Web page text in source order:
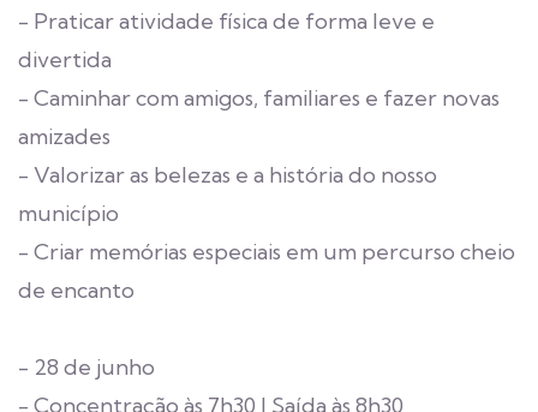
- Praticar atividade física de forma leve e
divertida
- Caminhar com amigos, familiares e fazer novas
amizades
- Valorizar as belezas e a história do nosso
município
- Criar memórias especiais em um percurso cheio
de encanto
- 28 de junho
- Concentração às 7h30 | Saída às 8h30